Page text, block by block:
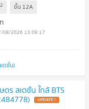
2 ชั้น 12A
08/2026 13:09:17
ตชั่น)
ร สเตชั่น ใกล้ BTS
UPDATE !